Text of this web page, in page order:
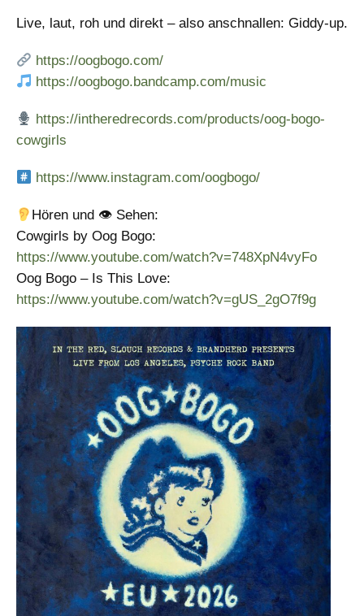
Live, laut, roh und direkt – also anschnallen: Giddy-up.
https://oogbogo.com/
https://oogbogo.bandcamp.com/music
https://intheredrecords.com/products/oog-bogo-
cowgirls
https://www.instagram.com/oogbogo/
Hören und 👁 Sehen:
Cowgirls by Oog Bogo:
https://www.youtube.com/watch?v=748XpN4vyFo
Oog Bogo – Is This Love:
https://www.youtube.com/watch?v=gUS_2gO7f9g